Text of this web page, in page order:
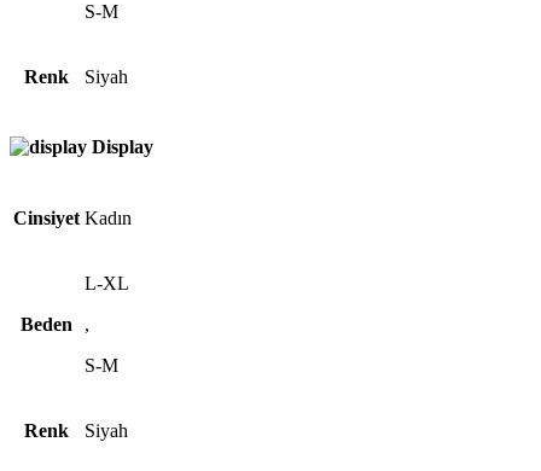
S-M
Renk Siyah
Display
Cinsiyet Kadın
Beden
L-XL
,
S-M
Renk Siyah